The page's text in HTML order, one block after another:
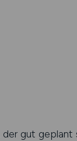
gut geplant